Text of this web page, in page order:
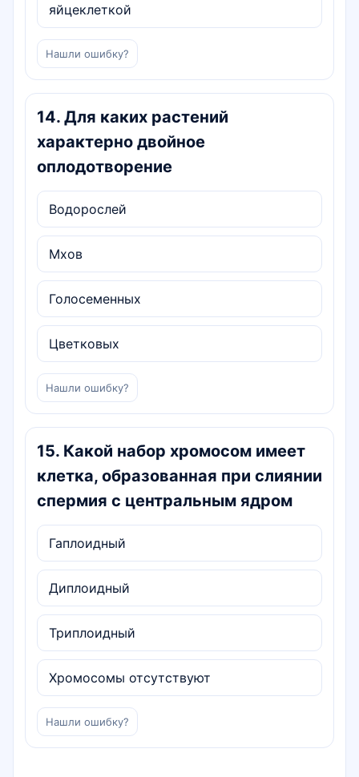
яйцеклеткой
Нашли ошибку?
14. Для каких растений
характерно двойное
оплодотворение
Водорослей
Мхов
Голосеменных
Цветковых
Нашли ошибку?
15. Какой набор хромосом имеет
клетка, образованная при слиянии
спермия с центральным ядром
Гаплоидный
Диплоидный
Триплоидный
Хромосомы отсутствуют
Нашли ошибку?